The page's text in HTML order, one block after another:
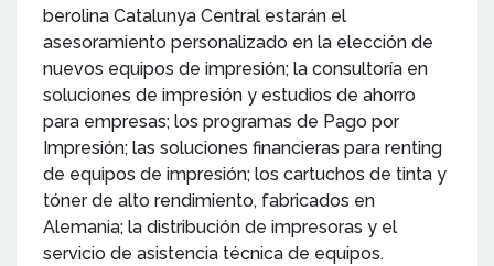
berolina Catalunya Central estarán el
asesoramiento personalizado en la elección de
nuevos equipos de impresión; la consultoría en
soluciones de impresión y estudios de ahorro
para empresas; los programas de Pago por
Impresión; las soluciones financieras para renting
de equipos de impresión; los cartuchos de tinta y
tóner de alto rendimiento, fabricados en
Alemania; la distribución de impresoras y el
servicio de asistencia técnica de equipos.